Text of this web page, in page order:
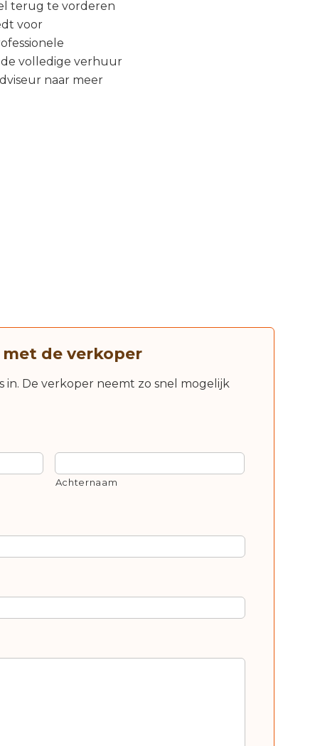
terug te vorderen
voor
volledige verhuur
naar meer
de verkoper
in. De verkoper neemt zo snel mogelijk
Achternaam